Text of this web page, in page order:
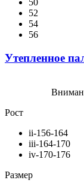
50
52
54
56
Утепленное
Рост
ii-156-164
iii-164-170
iv-170-176
Размер